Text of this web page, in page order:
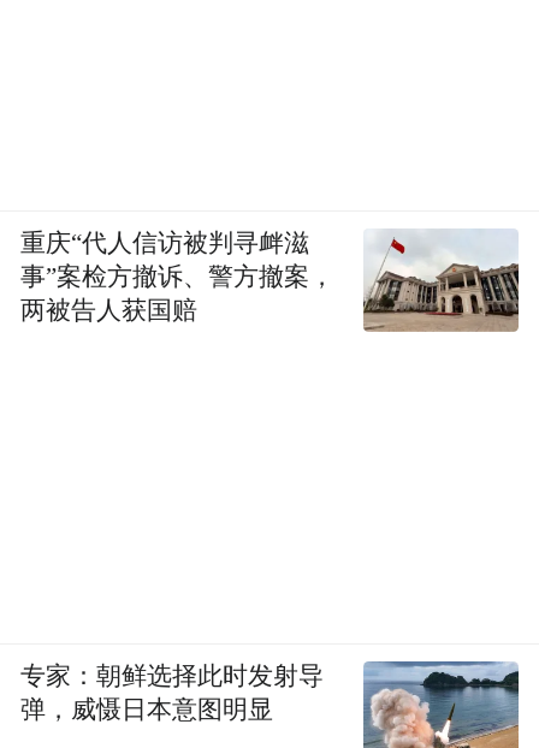
重庆“代人信访被判寻衅滋
事”案检方撤诉、警方撤案，
两被告人获国赔
专家：朝鲜选择此时发射导
弹，威慑日本意图明显